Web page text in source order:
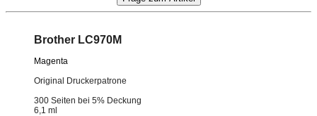
Brother LC970M
Magenta
Original Druckerpatrone
300 Seiten bei 5% Deckung
6,1 ml